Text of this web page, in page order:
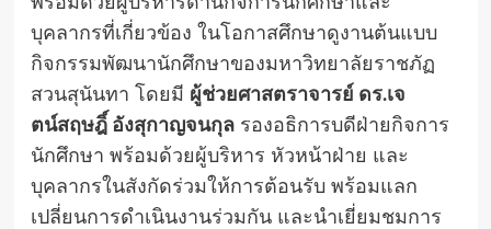
บุคลากรที่เกี่ยวข้อง ในโอกาสศึกษาดูงานต้นแบบ
กิจกรรมพัฒนานักศึกษาของมหาวิทยาลัยราชภัฏ
สวนสุนันทา โดยมี ผู้ช่วยศาสตราจารย์ ดร.เจ
ตน์สฤษฎิ์ อังสุกาญจนกุลรองอธิการบดีฝ่ายกิจการ
นักศึกษา พร้อมด้วยผู้บริหาร หัวหน้าฝ่าย และ
บุคลากรในสังกัดร่วมให้การต้อนรับ พร้อมแลก
เปลี่ยนการดำเนินงานร่วมกัน และนำเยี่ยมชมการ